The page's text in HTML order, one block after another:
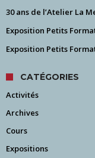
30 ans de l’Atelier La
Exposition Petits
Exposition Petits
CATÉGORIES
Activités
Archives
Cours
Expositions